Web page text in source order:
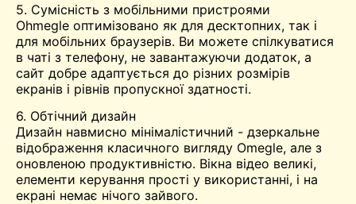
5. Сумісність з мобільними пристроями
Ohmegle оптимізовано як для десктопних, так і
для мобільних браузерів. Ви можете спілкуватися
в чаті з телефону, не завантажуючи додаток, а
сайт добре адаптується до різних розмірів
екранів і рівнів пропускної здатності.
6. Обтічний дизайн
Дизайн навмисно мінімалістичний - дзеркальне
відображення класичного вигляду Omegle, але з
оновленою продуктивністю. Вікна відео великі,
елементи керування прості у використанні, і на
екрані немає нічого зайвого.